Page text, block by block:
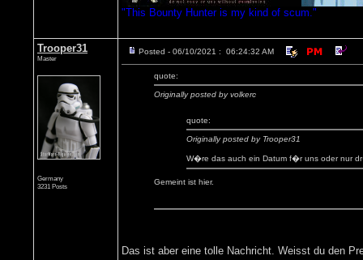
"This Bounty Hunter is my kind of scum."
Trooper31
Master
Germany
3231 Posts
Posted - 06/10/2021 : 06:24:32 AM
quote:
Originally posted by volkerc
quote:
Originally posted by Trooper31
W�re das auch ein Datum f�r uns oder nur
Gemeint ist hier.
Das ist aber eine tolle Nachricht. Weisst du den